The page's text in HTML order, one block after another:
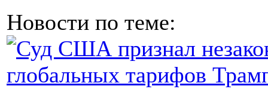
Новости по теме: